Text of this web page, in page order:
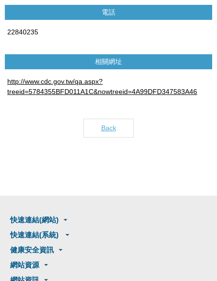
電話
22840235
相關網址
http://www.cdc.gov.tw/qa.aspx?
treeid=5784355BFD011A1C&nowtreeid=4A99DFD347583A46
Back
快速連結(網站)
快速連結(系統)
健康安全資訊
網站資源